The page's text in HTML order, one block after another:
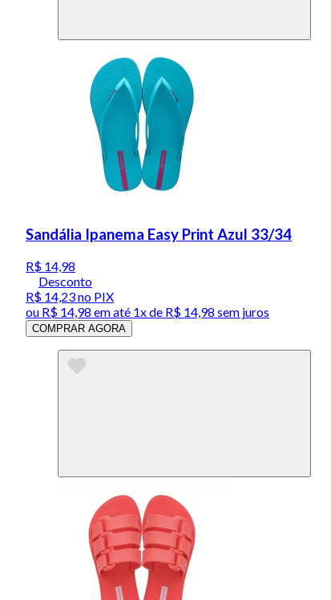
Sandália Ipanema Easy Print Azul 33/34
R$ 14,98
Desconto
R$ 14,23no PIX
ou R$ 14,98 em até 1x de R$ 14,98 sem juros
COMPRAR AGORA